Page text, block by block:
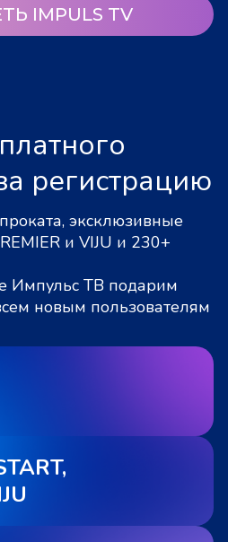
IMPULS TV
регистрацию
эксклюзивные
и VIJU и 230+
Импульс ТВ подарим
новым пользователям